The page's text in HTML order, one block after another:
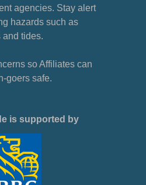
agencies. Stay alert
hazards such as
and tides.
so Affiliates can
goers safe.
is supported by